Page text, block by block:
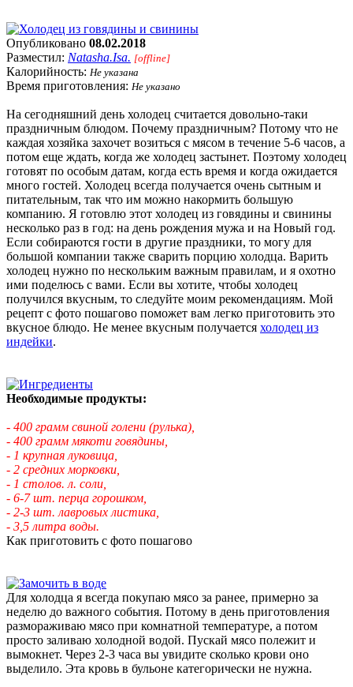
Опубликовано 08.02.2018
Разместил: Natasha.Isa. [offline]
Калорийность: Не указана
Время приготовления: Не указано
На сегодняшний день холодец считается довольно-таки
праздничным блюдом. Почему праздничным? Потому что не
каждая хозяйка захочет возиться с мясом в течение 5-6 часов, а
потом еще ждать, когда же холодец застынет. Поэтому холодец
готовят по особым датам, когда есть время и когда ожидается
много гостей. Холодец всегда получается очень сытным и
питательным, так что им можно накормить большую
компанию. Я готовлю этот холодец из говядины и свинины
несколько раз в год: на день рождения мужа и на Новый год.
Если собираются гости в другие праздники, то могу для
большой компании также сварить порцию холодца. Варить
холодец нужно по нескольким важным правилам, и я охотно
ими поделюсь с вами. Если вы хотите, чтобы холодец
получился вкусным, то следуйте моим рекомендациям. Мой
рецепт с фото пошагово поможет вам легко приготовить это
вкусное блюдо. Не менее вкусным получается холодец из
индейки.
Необходимые продукты:
- 400 грамм свиной голени (рулька),
- 400 грамм мякоти говядины,
- 1 крупная луковица,
- 2 средних морковки,
- 1 столов. л. соли,
- 6-7 шт. перца горошком,
- 2-3 шт. лавровых листика,
- 3,5 литра воды.
Как приготовить с фото пошагово
Для холодца я всегда покупаю мясо за ранее, примерно за
неделю до важного события. Потому в день приготовления
размораживаю мясо при комнатной температуре, а потом
просто заливаю холодной водой. Пускай мясо полежит и
вымокнет. Через 2-3 часа вы увидите сколько крови оно
выделило. Эта кровь в бульоне категорически не нужна.